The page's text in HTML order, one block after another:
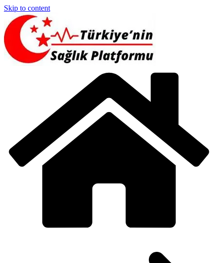
Skip to content